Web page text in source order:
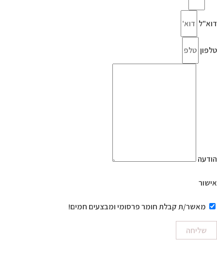
דוא"ל
טלפון
הודעה
אישור
מאשר/ת קבלת חומר פרסומי ומבצעים חמים!
שליחה